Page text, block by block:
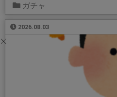
ガチャ
2026.08.03